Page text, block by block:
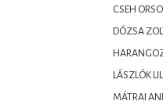
CSEH
DÓZSA
LÁSZLÓK
MÁTRAI